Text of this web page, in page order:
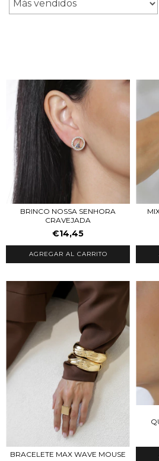
BRINCO NOSSA SENHORA
CRAVEJADA
€14,45
AGREGAR AL CARRITO
BRACELETE MAX WAVE MOUSE